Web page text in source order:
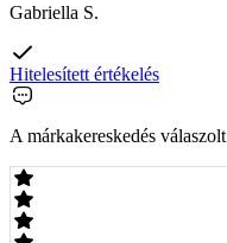
Gabriella S.
Hitelesített értékelés
A márkakereskedés válaszolt